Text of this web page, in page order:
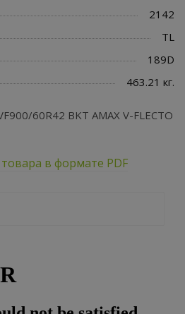
2142
TL
189D
463.21 кг.
60R42 BKT AMAX V-FLECTO
в формате PDF